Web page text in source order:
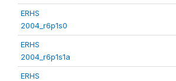
ERHS
2004_r6p1s0
ERHS
2004_r6p1s1a
ERHS